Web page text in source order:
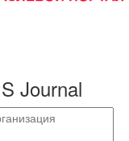
Journal